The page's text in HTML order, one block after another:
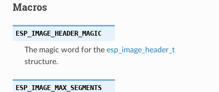
Macros
ESP_IMAGE_HEADER_MAGIC
The magic word for the esp_image_header_t
structure.
ESP_IMAGE_MAX_SEGMENTS